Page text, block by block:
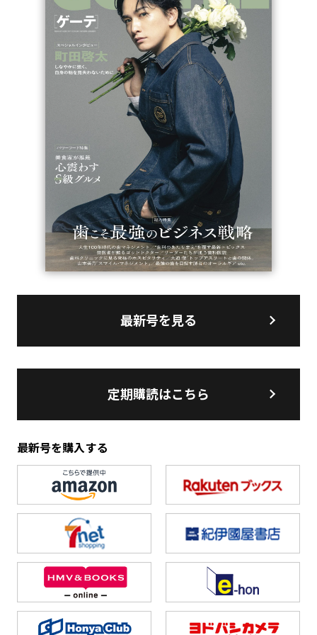
最新号を見る
定期購読はこちら
最新号を購入する